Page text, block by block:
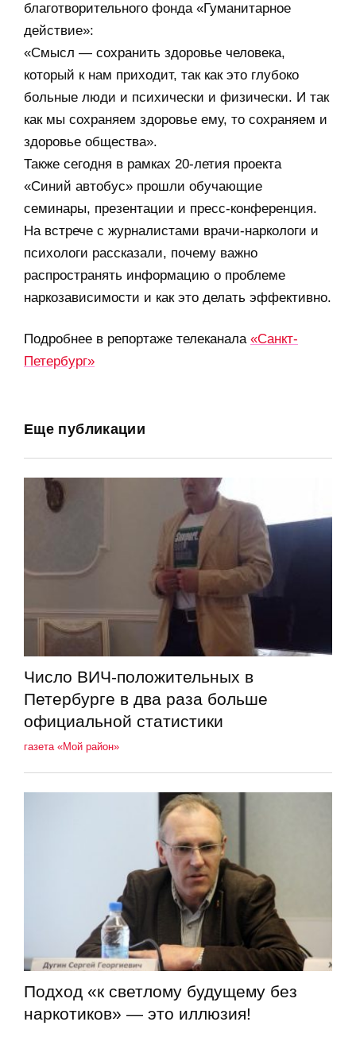
благотворительного фонда «Гуманитарное
действие»:
«Смысл — сохранить здоровье человека,
который к нам приходит, так как это глубоко
больные люди и психически и физически. И так
как мы сохраняем здоровье ему, то сохраняем и
здоровье общества».
Также сегодня в рамках 20-летия проекта
«Синий автобус» прошли обучающие
семинары, презентации и пресс-конференция.
На встрече с журналистами врачи-наркологи и
психологи рассказали, почему важно
распространять информацию о проблеме
наркозависимости и как это делать эффективно.
Подробнее в репортаже телеканала «Санкт-
Петербург»
Еще публикации
Число ВИЧ-положительных в
Петербурге в два раза больше
официальной статистики
газета «Мой район»
Подход «к светлому будущему без
наркотиков» — это иллюзия!